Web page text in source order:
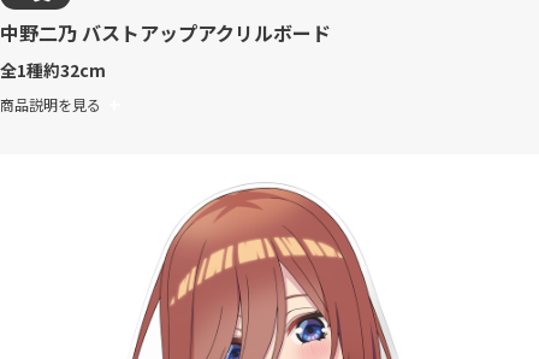
中野二乃 バストアップアクリルボード
全1種約32cm
商品説明を見る